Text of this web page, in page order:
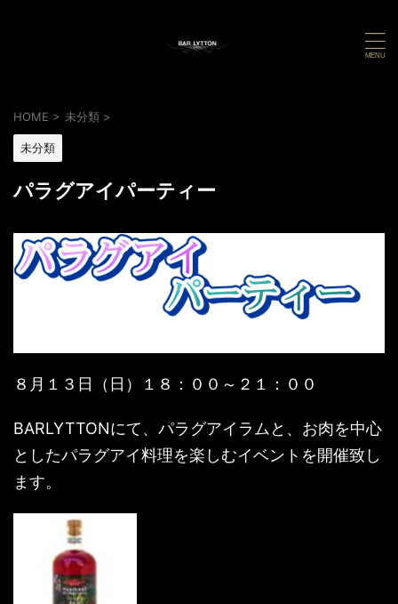
HOME > 未分類 >
未分類
パラグアイパーティー
８月１３日（日）１８：００～２１：００
BARLYTTONにて、パラグアイラムと、お肉を中心
としたパラグアイ料理を楽しむイベントを開催致し
ます。